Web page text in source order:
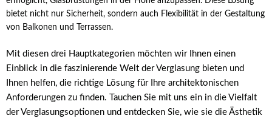
bietet nicht nur Sicherheit, sondern auch Flexibilität in der Gestaltung
von Balkonen und Terrassen.
Mit diesen drei Hauptkategorien möchten wir Ihnen einen
Einblick in die faszinierende Welt der Verglasung bieten und
Ihnen helfen, die richtige Lösung für Ihre architektonischen
Anforderungen zu finden. Tauchen Sie mit uns ein in die Vielfalt
der Verglasungsoptionen und entdecken Sie, wie sie die Ästhetik